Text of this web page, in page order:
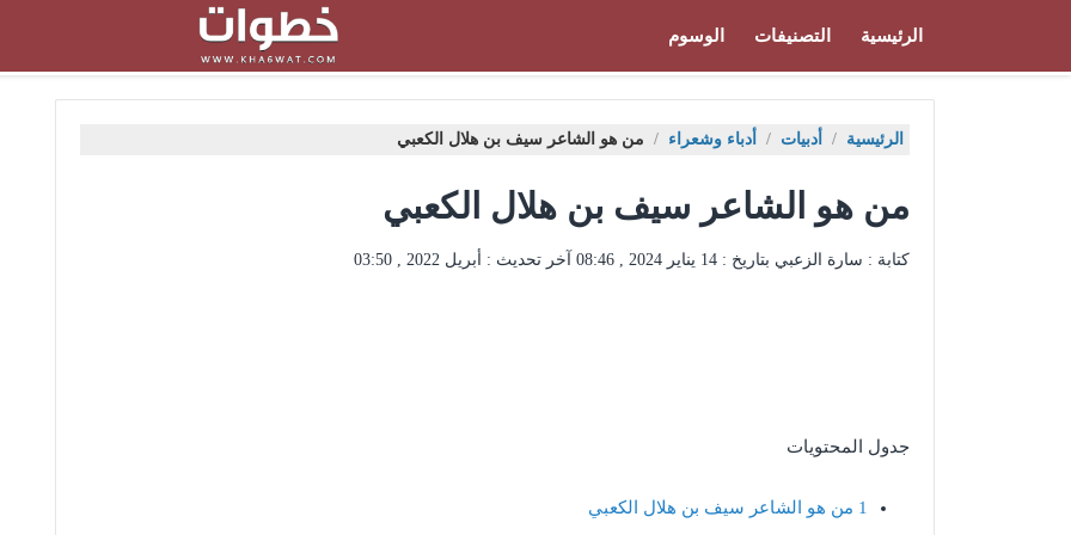
الرئيسية التصنيفات الوسوم
الرئيسية / أدبيات / أدباء وشعراء / من هو الشاعر سيف بن هلال الكعبي
من هو الشاعر سيف بن هلال الكعبي
كتابة : سارة الزعبي بتاريخ : 14 يناير 2024 , 08:46 آخر تحديث : أبريل 2022 , 03:50
جدول المحتويات
1 من هو الشاعر سيف بن هلال الكعبي